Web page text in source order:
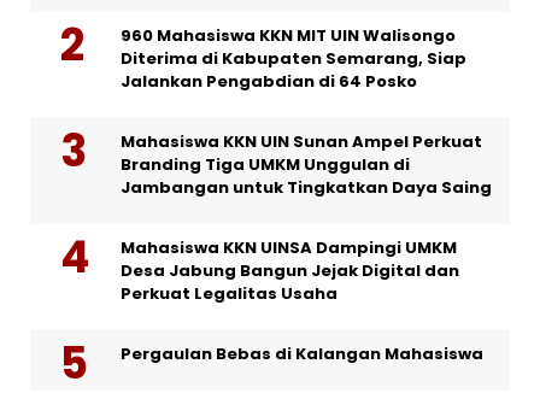
960 Mahasiswa KKN MIT UIN Walisongo
Diterima di Kabupaten Semarang, Siap
Jalankan Pengabdian di 64 Posko
Mahasiswa KKN UIN Sunan Ampel Perkuat
Branding Tiga UMKM Unggulan di
Jambangan untuk Tingkatkan Daya Saing
Mahasiswa KKN UINSA Dampingi UMKM
Desa Jabung Bangun Jejak Digital dan
Perkuat Legalitas Usaha
Pergaulan Bebas di Kalangan Mahasiswa